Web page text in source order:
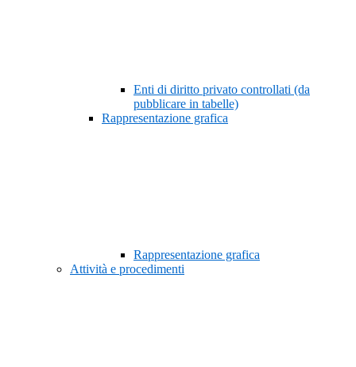
Enti di diritto privato controllati (da
pubblicare in tabelle)
Rappresentazione grafica
Rappresentazione grafica
Attività e procedimenti